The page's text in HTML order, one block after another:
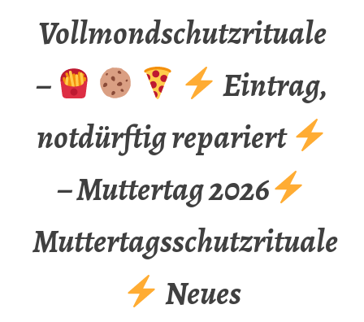
Vollmondschutzrituale
–
Eintrag,
notdürftig repariert
– Muttertag 2026
Muttertagsschutzrituale
Neues